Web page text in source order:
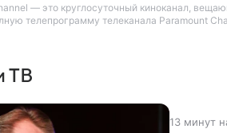
— это круглосуточный киноканал,
телепрограмму телеканала Paramount
ТВ
13 минут